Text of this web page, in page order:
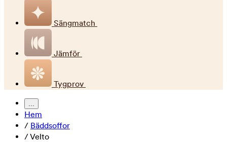
Sängmatch
Jämför
Tygprov
...
Hem
/ Bäddsoffor
/Velto